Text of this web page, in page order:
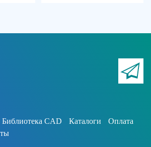
Библиотека CAD Каталоги
Оплата